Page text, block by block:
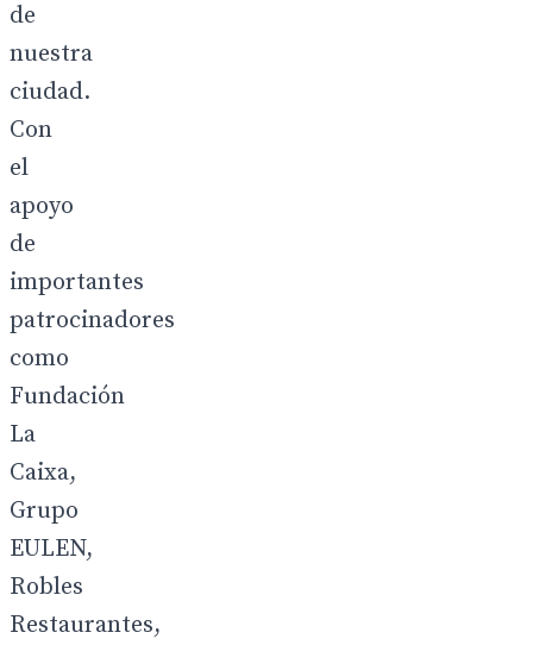
de
nuestra
ciudad.
Con
el
apoyo
de
importantes
patrocinadores
como
Fundación
La
Caixa,
Grupo
EULEN,
Robles
Restaurantes,